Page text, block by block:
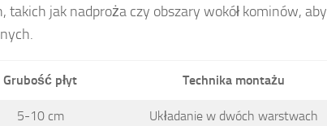
takich jak nadproża czy obszary wokół kominów, aby
Grubość płyt Technika montażu
5-10 cm Układanie w dwóch warstwach